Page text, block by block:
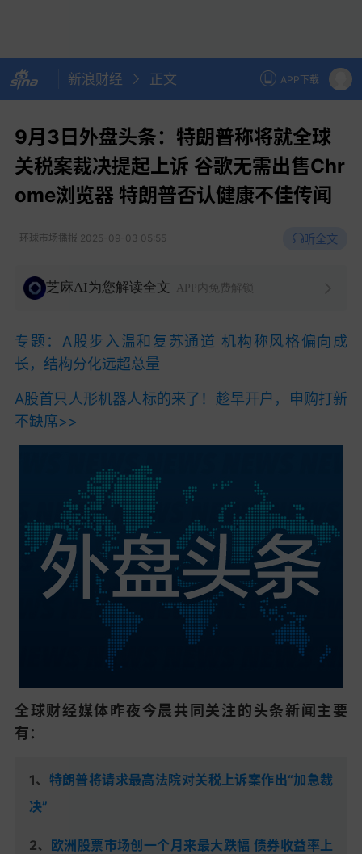
新浪财经 正文 APP下载
9月3日外盘头条：特朗普称将就全球
关税案裁决提起上诉 谷歌无需出售Chr
ome浏览器 特朗普否认健康不佳传闻
环球市场播报 2025-09-03 05:55 听全文
芝麻AI为您解读全文 APP内免费解锁
专题：A股步入温和复苏通道 机构称风格偏向成
长，结构分化远超总量
A股首只人形机器人标的来了！趁早开户，申购打新
不缺席>>
全球财经媒体昨夜今晨共同关注的头条新闻主要
有：
1、 特朗普将请求最高法院对关税上诉案作出“加急裁
决”
2、 欧洲股票市场创一个月来最大跌幅 债券收益率上